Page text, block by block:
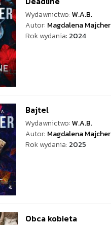
Wydawnictwo:W.A.B.
Autor: Magdalena Majcher
Rok wydania: 2024
Bajtel
Wydawnictwo:W.A.B.
Autor: Magdalena Majcher
Rok wydania: 2025
Obca kobieta